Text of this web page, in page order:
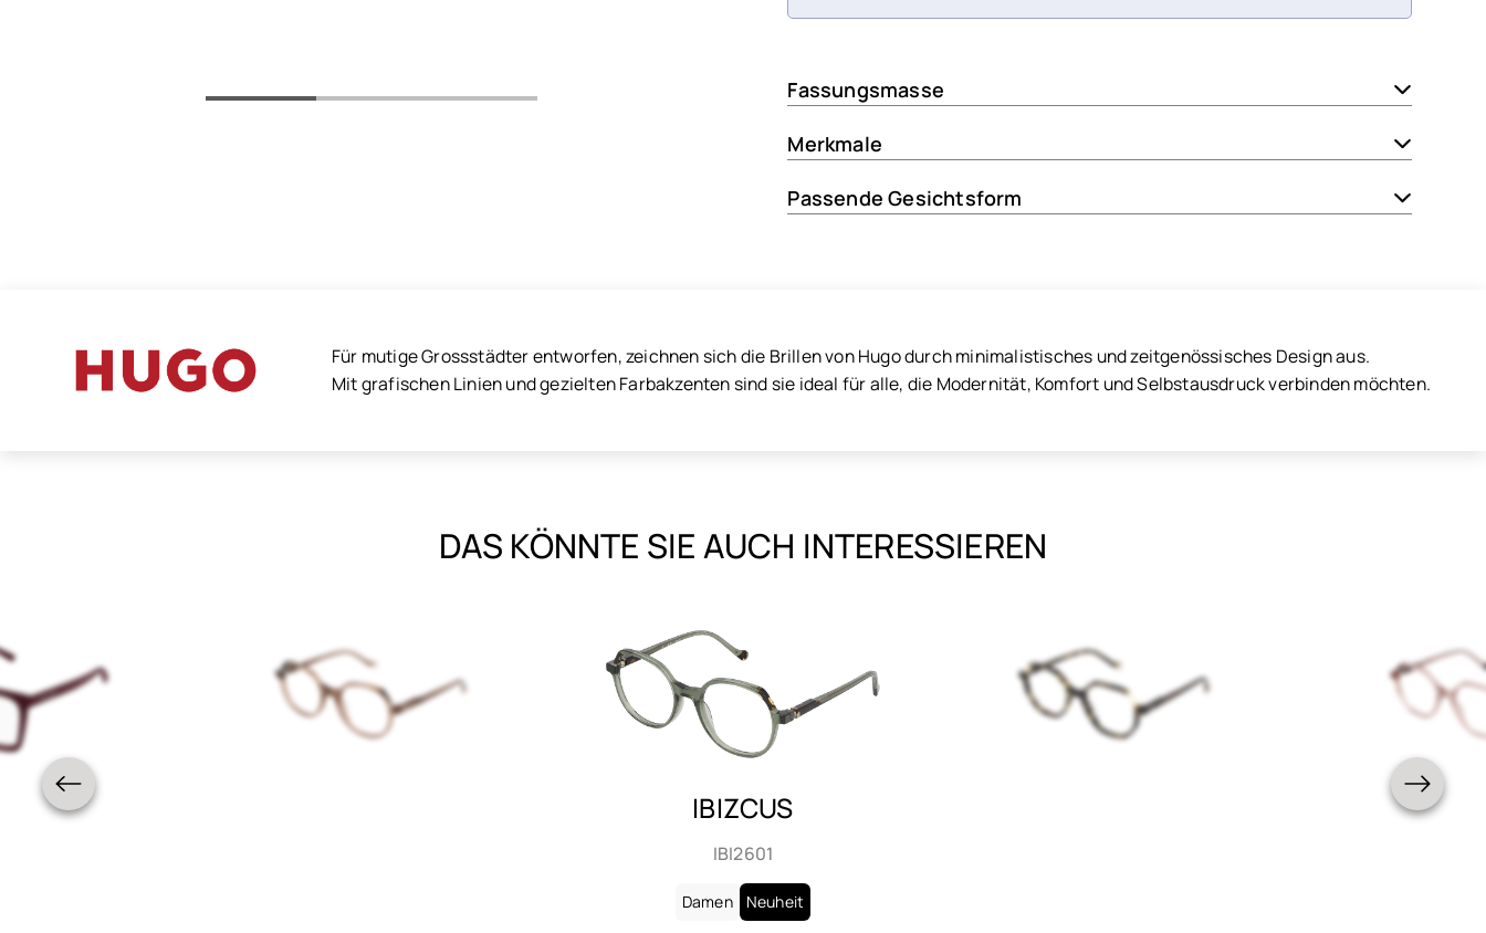
Fassungsmasse
Merkmale
Passende Gesichtsform
Für mutige Grossstädter entworfen, zeichnen sich die Brillen von Hugo durch minimalistisches und zeitgenössisches Design aus.
Mit grafischen Linien und gezielten Farbakzenten sind sie ideal für alle, die Modernität, Komfort und Selbstausdruck verbinden möchten.
DAS KÖNNTE SIE AUCH INTERESSIEREN
IBIZCUS
IBI2602
Damen Neuheit